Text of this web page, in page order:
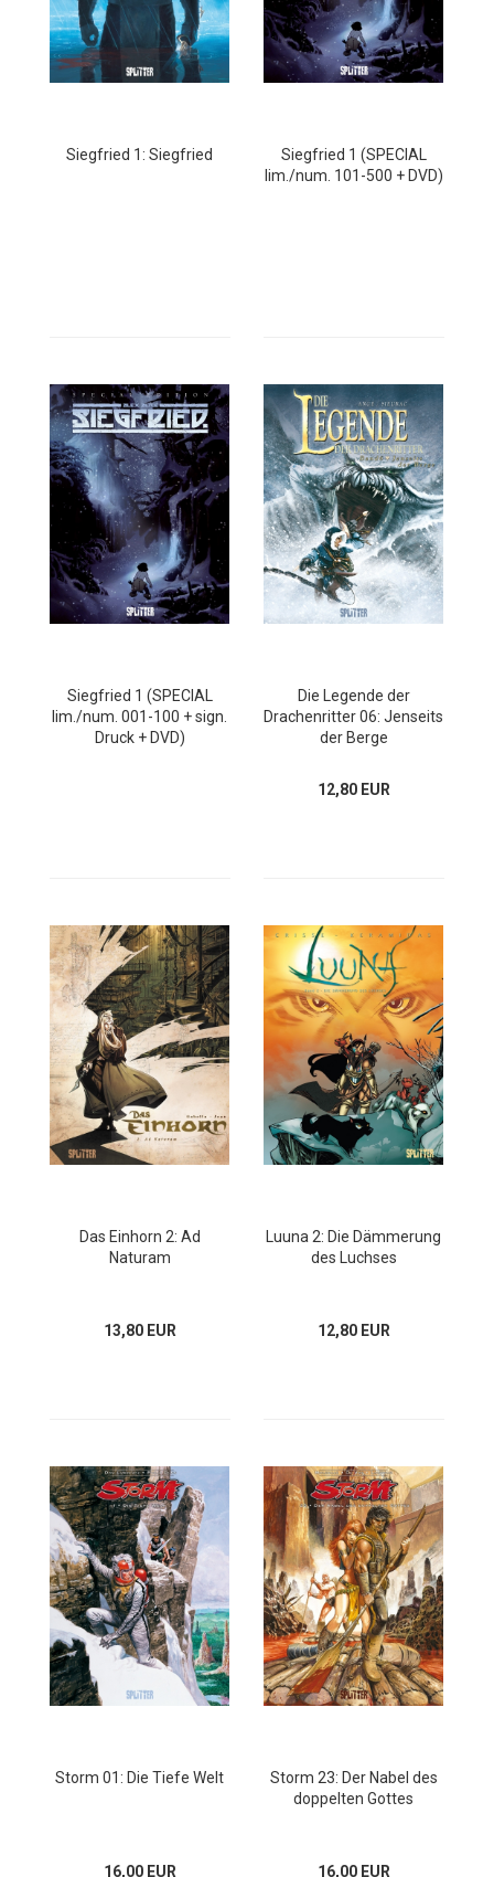
Siegfried 1: Siegfried
Siegfried 1 (SPECIAL
lim./num. 101-500 + DVD)
Siegfried 1 (SPECIAL
lim./num. 001-100 + sign.
Druck + DVD)
Die Legende der
Drachenritter 06: Jenseits
der Berge
12,80 EUR
Das Einhorn 2: Ad
Naturam
13,80 EUR
Luuna 2: Die Dämmerung
des Luchses
12,80 EUR
Storm 01: Die Tiefe Welt
16,00 EUR
Storm 23: Der Nabel des
doppelten Gottes
16,00 EUR